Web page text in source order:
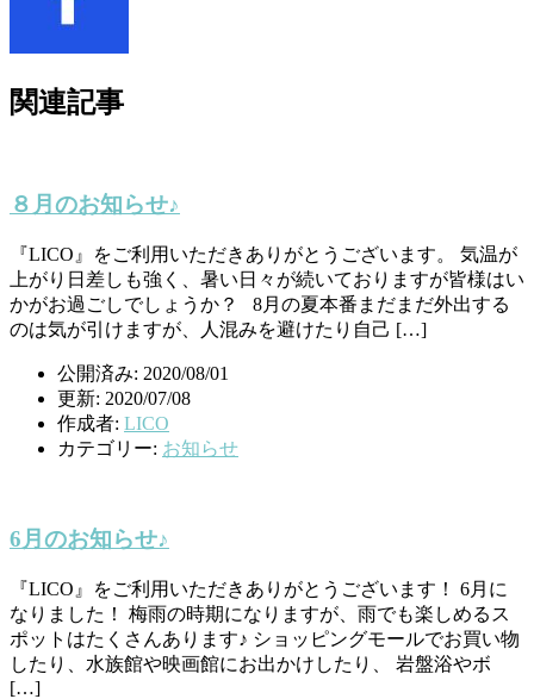
関連記事
８月のお知らせ♪
『LICO』をご利用いただきありがとうございます。 気温が
上がり日差しも強く、暑い日々が続いておりますが皆様はい
かがお過ごしでしょうか？ 8月の夏本番まだまだ外出する
のは気が引けますが、人混みを避けたり自己 […]
公開済み: 2020/08/01
更新: 2020/07/08
作成者: LICO
カテゴリー: お知らせ
6月のお知らせ♪
『LICO』をご利用いただきありがとうございます！ 6月に
なりました！ 梅雨の時期になりますが、雨でも楽しめるス
ポットはたくさんあります♪ ショッピングモールでお買い物
したり、水族館や映画館にお出かけしたり、 岩盤浴やボ
[…]